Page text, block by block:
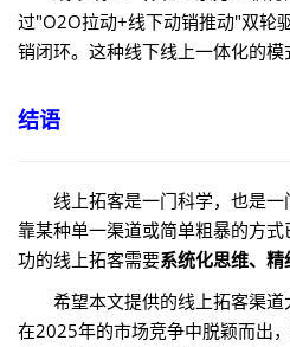
过"O2O拉动+线下动销推动"双轮
销闭环。这种线下线上一体化的模
结语
线上拓客是一门科学，也是
靠某种单一渠道或简单粗暴的方
功的线上拓客需要系统化思维、
希望本文提供的线上拓客渠
在2025年的市场竞争中脱颖而出